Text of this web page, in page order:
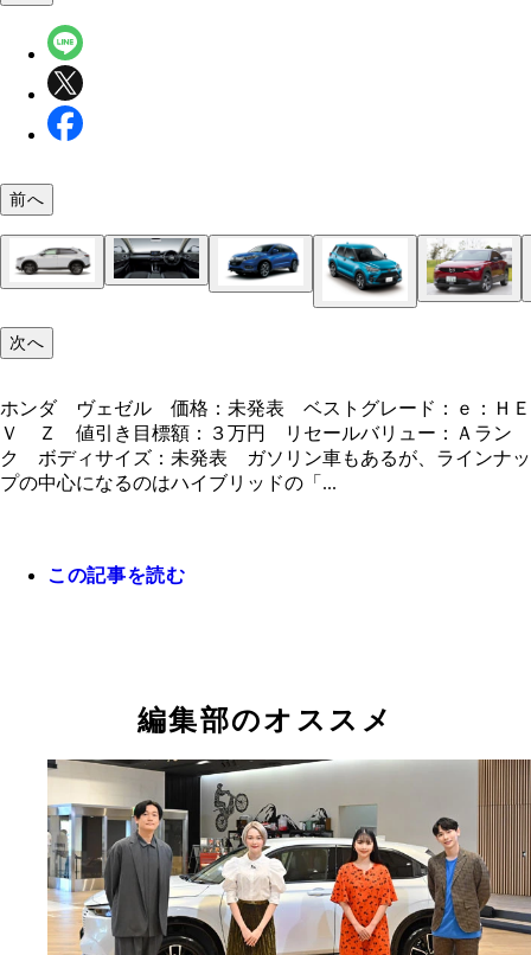
ュー：Ａランク ボディサイズ：未発表 ガソリ
あるが、ラインナップの中心になるのはハイブリ
「ｅ：ＨＥＶ」。残念ながらターボ車は廃止された
初代と印象がかなり異なる新型。車体寸法は未公
が、大きなサイズ変更はないという
インパネはすっきりとした水平基調。質感はかな
い。ステアリングは３本スポークだ
先代ヴェゼル ここ数年はトヨタ勢に首位を奪わ
るが、ヴェゼルは日本市場で４５万５０００台以
円 リセールバリュー：Ａランク ボディサイズ
３９９５ｍｍ×全幅１６９５ｍｍ×全高１６２０ｍ
イハツ・ロッキーのＯＥＭ車。ＣＶＴに１リット
筒を組み合わせる。全モデルにＦＦと４ＷＤを用意
ィサイズ：全長４３９５ｍｍ×全幅１７９５ｍｍ×
５５０ｍｍ パワートレインは２リットルのマイ
イブリッドを用意。両側が観音開きとなる個性的
を採用する
ボディサイズ：全長４１８０ｍｍ×全幅１７６５ｍ
高１５９０ｍｍ エンジンはガソリンとハイブリ
用意。４ＷＤ性能は本格派。ハイブリッドの燃費
ｋｍを誇る
前へ
次へ
ホンダ ヴェゼル 価格：未発表 ベストグレード：ｅ：ＨＥ
Ｖ Ｚ 値引き目標額：３万円 リセールバリュー：Ａラン
ク ボディサイズ：未発表 ガソリン車もあるが、ラインナッ
プの中心になるのはハイブリッドの「...
この記事を読む
編集部のオススメ